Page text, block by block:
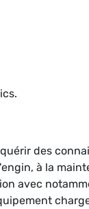
des
à la
avec